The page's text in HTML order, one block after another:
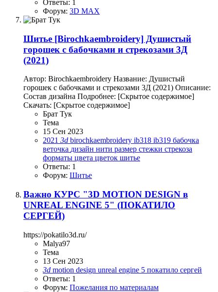
Ответы: 1
Форум: 3D MAX
Шитье [Birochkaembroidery] Душистый
горошек с бабочками и стрекозами 3Д
(2021)
Автор: Birochkaembroidery Название: Душистый
горошек с бабочками и стрекозами 3Д (2021) Описание:
Состав дизайна Подробнее: [Скрытое содержимое]
Скачать: [Скрытое содержимое]
Брат Тук
Тема
15 Сен 2023
2021 3d birochkaembroidery ib318 ib319 бабочка
веточка дизайн нити размер стежки стрекоза
форматы цвета цветок шитье
Ответы: 1
Форум: Шитье
Важно КУРС "3D MOTION DESIGN в
UNREAL ENGINE 5" (ПОКАТИЛО
СЕРГЕЙ)
https://pokatilo3d.ru/
Malya97
Тема
13 Сен 2023
3d motion design unreal engine 5 покатило сергей
Ответы: 1
Форум: Пожелания по материалам